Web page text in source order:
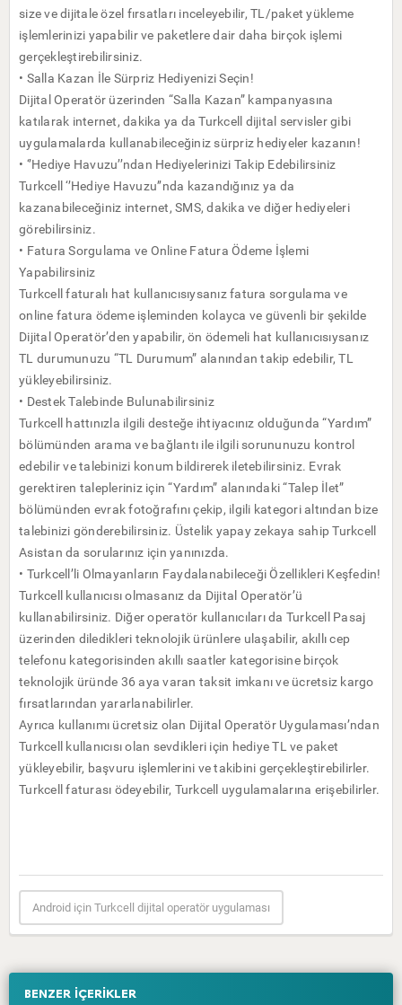
size ve dijitale özel fırsatları inceleyebilir, TL/paket yükleme
işlemlerinizi yapabilir ve paketlere dair daha birçok işlemi
gerçekleştirebilirsiniz.
• Salla Kazan İle Sürpriz Hediyenizi Seçin!
Dijital Operatör üzerinden “Salla Kazan” kampanyasına
katılarak internet, dakika ya da Turkcell dijital servisler gibi
uygulamalarda kullanabileceğiniz sürpriz hediyeler kazanın!
• ‘’Hediye Havuzu’’ndan Hediyelerinizi Takip Edebilirsiniz
Turkcell ‘’Hediye Havuzu’’nda kazandığınız ya da
kazanabileceğiniz internet, SMS, dakika ve diğer hediyeleri
görebilirsiniz.
• Fatura Sorgulama ve Online Fatura Ödeme İşlemi
Yapabilirsiniz
Turkcell faturalı hat kullanıcısıysanız fatura sorgulama ve
online fatura ödeme işleminden kolayca ve güvenli bir şekilde
Dijital Operatör’den yapabilir, ön ödemeli hat kullanıcısıysanız
TL durumunuzu “TL Durumum” alanından takip edebilir, TL
yükleyebilirsiniz.
• Destek Talebinde Bulunabilirsiniz
Turkcell hattınızla ilgili desteğe ihtiyacınız olduğunda “Yardım”
bölümünden arama ve bağlantı ile ilgili sorununuzu kontrol
edebilir ve talebinizi konum bildirerek iletebilirsiniz. Evrak
gerektiren talepleriniz için “Yardım” alanındaki “Talep İlet”
bölümünden evrak fotoğrafını çekip, ilgili kategori altından bize
talebinizi gönderebilirsiniz. Üstelik yapay zekaya sahip Turkcell
Asistan da sorularınız için yanınızda.
• Turkcell’li Olmayanların Faydalanabileceği Özellikleri Keşfedin!
Turkcell kullanıcısı olmasanız da Dijital Operatör’ü
kullanabilirsiniz. Diğer operatör kullanıcıları da Turkcell Pasaj
üzerinden diledikleri teknolojik ürünlere ulaşabilir, akıllı cep
telefonu kategorisinden akıllı saatler kategorisine birçok
teknolojik üründe 36 aya varan taksit imkanı ve ücretsiz kargo
fırsatlarından yararlanabilirler.
Ayrıca kullanımı ücretsiz olan Dijital Operatör Uygulaması’ndan
Turkcell kullanıcısı olan sevdikleri için hediye TL ve paket
yükleyebilir, başvuru işlemlerini ve takibini gerçekleştirebilirler.
Turkcell faturası ödeyebilir, Turkcell uygulamalarına erişebilirler.
Android için Turkcell dijital operatör uygulaması
BENZER İÇERİKLER